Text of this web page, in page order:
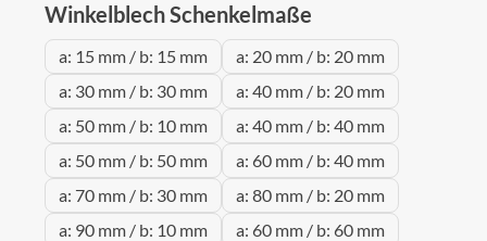
Winkelblech Schenkelmaße
a: 15 mm / b: 15 mm
a: 20 mm / b: 20 mm
a: 30 mm / b: 30 mm
a: 40 mm / b: 20 mm
a: 50 mm / b: 10 mm
a: 40 mm / b: 40 mm
a: 50 mm / b: 50 mm
a: 60 mm / b: 40 mm
a: 70 mm / b: 30 mm
a: 80 mm / b: 20 mm
a: 90 mm / b: 10 mm
a: 60 mm / b: 60 mm